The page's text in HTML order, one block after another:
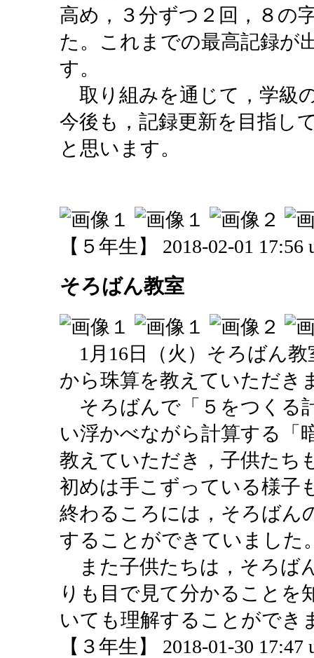
高め，３分ずつ２回，８の
た。これまでの最高記録が
す。
取り組みを通じて，学級
今後も，記録更新を目指し
と思います。
【５年生】 2018-02-01 17:56
そろばん教室
1月16日（火）そろばん
から珠算を教えていただき
そろばんで「５をつくる
い浮かべながら計算する「
教えていただき，子供たち
初めは手こずっている様子
終わるころには，そろばん
することができていました
また子供たちは，そろば
りも目で見て分かることを
いても理解することができ
【３年生】 2018-01-30 17:47